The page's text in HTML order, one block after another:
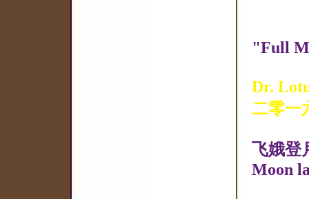
"Full
Dr.
二零一
飞娥登
Moon